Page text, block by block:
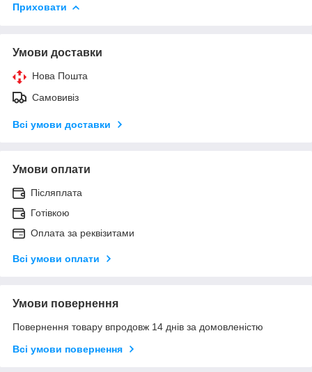
Приховати
Умови доставки
Нова Пошта
Самовивіз
Всі умови доставки
Умови оплати
Післяплата
Готівкою
Оплата за реквізитами
Всі умови оплати
Умови повернення
Повернення товару впродовж 14 днів за домовленістю
Всі умови повернення